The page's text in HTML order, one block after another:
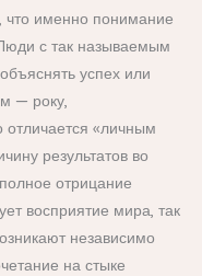
что именно понимание
с так называемым
успех или
— року,
отличается «личным
результатов во
отрицание
восприятие мира, так
независимо
на стыке